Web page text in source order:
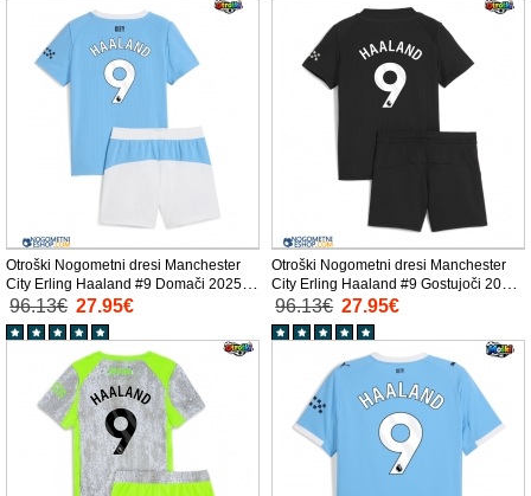
Otroški Nogometni dresi Manchester
City Erling Haaland #9 Domači 2025-
26 Kratek Rokav (+ Kratke hlače)
96.13€ 27.95€
Otroški Nogometni dresi Manchester
City Erling Haaland #9 Gostujoči 2025-
26 Kratek Rokav (+ Kratke hlače)
96.13€ 27.95€